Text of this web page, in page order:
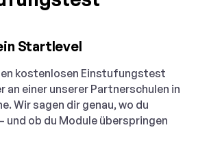
Startlevel
kostenlosen Einstufungstest
an einer unserer Partnerschulen in
Wir sagen dir genau, wo du
und ob du Module überspringen